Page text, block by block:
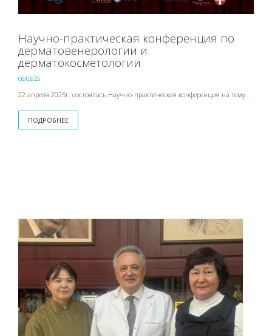
Научно-практическая конференция по
дерматовенерологии и
дерматокосметологии
06/05/25
22 апреля 2025г. состоялась Научно-практическая конференция на тему...
ПОДРОБНЕЕ